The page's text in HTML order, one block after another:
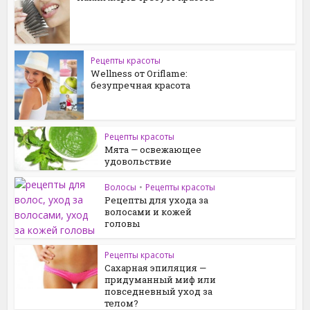
Рецепты красоты
Wellness от Oriflame:
безупречная красота
Рецепты красоты
Мята — освежающее
удовольствие
Волосы • Рецепты красоты
Рецепты для ухода за
волосами и кожей
головы
Рецепты красоты
Сахарная эпиляция —
придуманный миф или
повседневный уход за
телом?